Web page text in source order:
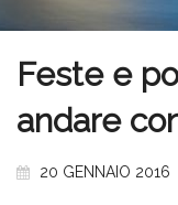
Feste e
andare
20 GENNAIO 2016